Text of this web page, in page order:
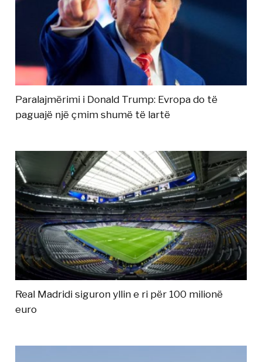
Paralajmërimi i Donald Trump: Evropa do të
paguajë një çmim shumë të lartë
Real Madridi siguron yllin e ri për 100 milionë
euro